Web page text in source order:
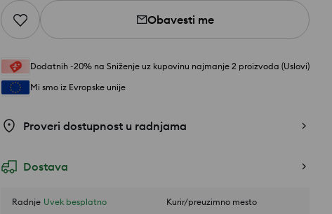
Obavesti me
Dodatnih -20% na Sniženje uz kupovinu najmanje 2 proizvoda (Uslovi)
Mi smo iz Evropske unije
Proveri dostupnost u radnjama
Dostava
Radnje Uvek besplatno
Kurir/preuzimno mesto